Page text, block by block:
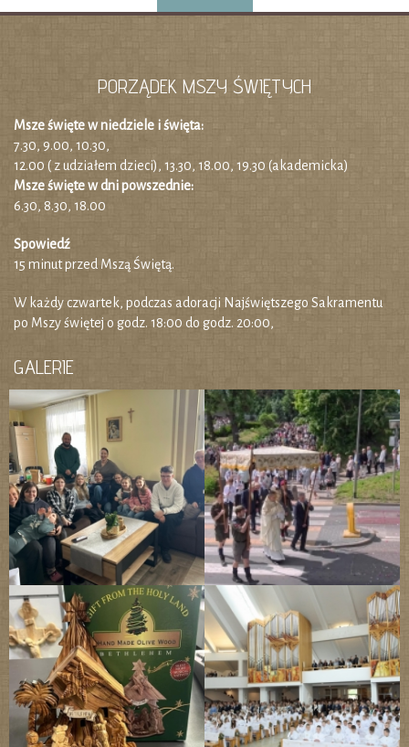
PORZĄDEK MSZY ŚWIĘTYCH
Msze święte w niedziele i święta:
7.30, 9.00, 10.30,
12.00 ( z udziałem dzieci), 13.30, 18.00, 19.30 (akademicka)
Msze święte w dni powszednie:
6.30, 8.30, 18.00
Spowiedź
15 minut przed Mszą Świętą.
W każdy czwartek, podczas adoracji Najświętszego Sakramentu
po Mszy świętej o godz. 18:00 do godz. 20:00,
GALERIE